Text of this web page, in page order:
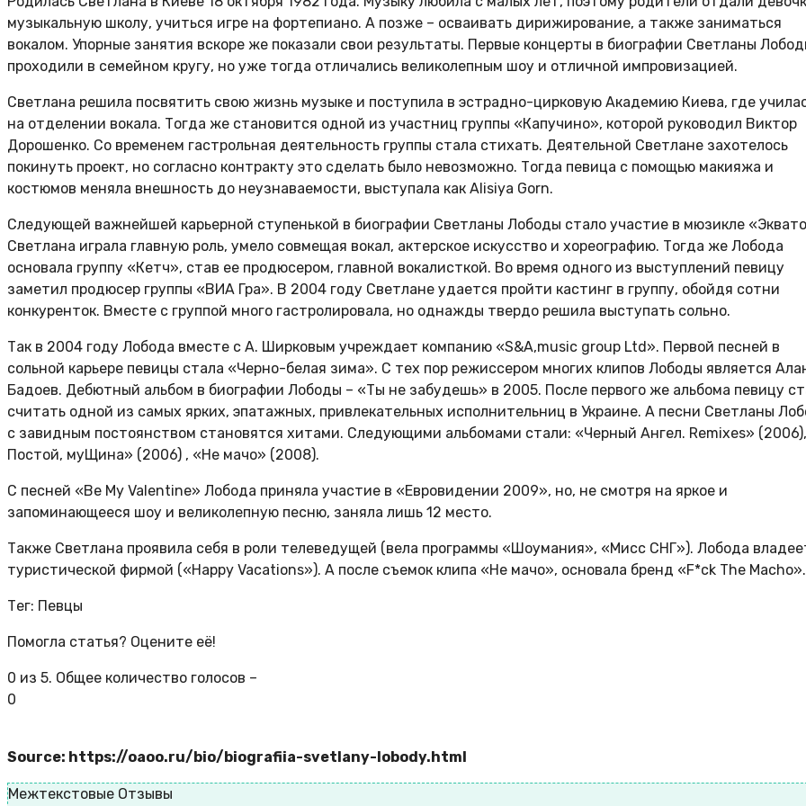
музыкальную школу, учиться игре на фортепиано. А позже – осваивать дирижирование, а также заниматься
вокалом. Упорные занятия вскоре же показали свои результаты. Первые концерты в биографии Светланы
проходили в семейном кругу, но уже тогда отличались великолепным шоу и отличной импровизацией.
Светлана решила посвятить свою жизнь музыке и поступила в эстрадно-цирковую Академию Киева, где
на отделении вокала. Тогда же становится одной из участниц группы «Капучино», которой руководил Виктор
Дорошенко. Со временем гастрольная деятельность группы стала стихать. Деятельной Светлане захотелось
покинуть проект, но согласно контракту это сделать было невозможно. Тогда певица с помощью макияжа и
костюмов меняла внешность до неузнаваемости, выступала как Alisiya Gorn.
Следующей важнейшей карьерной ступенькой в биографии Светланы Лободы стало участие в мюзикле
Светлана играла главную роль, умело совмещая вокал, актерское искусство и хореографию. Тогда же Лобода
основала группу «Кетч», став ее продюсером, главной вокалисткой. Во время одного из выступлений певицу
заметил продюсер группы «ВИА Гра». В 2004 году Светлане удается пройти кастинг в группу, обойдя сотни
конкуренток. Вместе с группой много гастролировала, но однажды твердо решила выступать сольно.
Так в 2004 году Лобода вместе с А. Ширковым учреждает компанию «S&A,music group Ltd». Первой песней в
сольной карьере певицы стала «Черно-белая зима». С тех пор режиссером многих клипов Лободы является
Бадоев. Дебютный альбом в биографии Лободы – «Ты не забудешь» в 2005. После первого же альбома певицу
считать одной из самых ярких, эпатажных, привлекательных исполнительниц в Украине. А песни Светланы
с завидным постоянством становятся хитами. Следующими альбомами стали: «Черный Ангел. Remixes» (2006),
Постой, муЩина» (2006) , «Не мачо» (2008).
С песней «Be My Valentine» Лобода приняла участие в «Евровидении 2009», но, не смотря на яркое и
запоминающееся шоу и великолепную песню, заняла лишь 12 место.
Также Светлана проявила себя в роли телеведущей (вела программы «Шоумания», «Мисс СНГ»). Лобода
туристической фирмой («Happy Vacations»). А после съемок клипа «Не мачо», основала бренд «F*ck The Macho».
Тег: Певцы
Помогла статья? Оцените её!
0 из 5. Общее количество голосов –
0
Source: https://oaoo.ru/bio/biografiia-svetlany-lobody.html
Межтекстовые Отзывы